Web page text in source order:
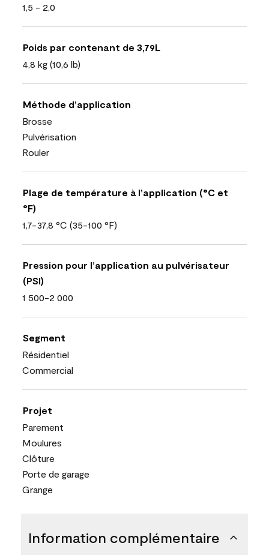
1,5 - 2,0
Poids par contenant de 3,79L
4,8 kg (10,6 lb)
Méthode d’application
Brosse
Pulvérisation
Rouler
Plage de température à l’application (°C et
°F)
1,7-37,8 °C (35-100 °F)
Pression pour l’application au pulvérisateur
(PSI)
1 500-2 000
Segment
Résidentiel
Commercial
Projet
Parement
Moulures
Clôture
Porte de garage
Grange
Information complémentaire